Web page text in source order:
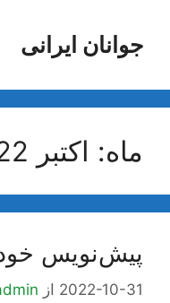
محتواجوانان ایرانی
ماه: اکتبر 2022
پیش‌نویس
2022-10-31 از